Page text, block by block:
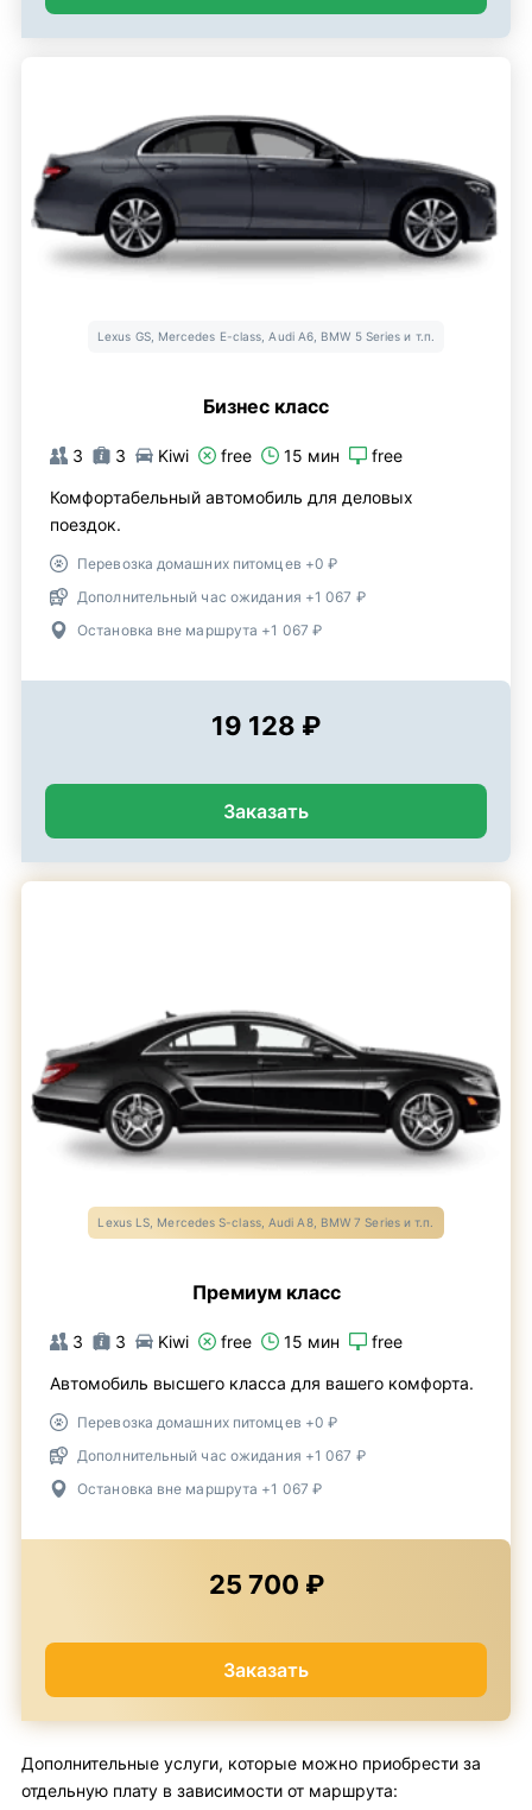
Lexus GS, Mercedes E-class, Audi A6, BMW 5 Series и т.п.
Бизнес класс
3 3 Kiwi free 15 мин free
Комфортабельный автомобиль для деловых
поездок.
Перевозка домашних питомцев +0 ₽
Дополнительный час ожидания +1 067 ₽
Остановка вне маршрута +1 067 ₽
19 128 ₽
Заказать
Lexus LS, Mercedes S-class, Audi A8, BMW 7 Series и т.п.
Премиум класс
3 3 Kiwi free 15 мин free
Автомобиль высшего класса для вашего комфорта.
Перевозка домашних питомцев +0 ₽
Дополнительный час ожидания +1 067 ₽
Остановка вне маршрута +1 067 ₽
25 700 ₽
Заказать
Дополнительные услуги, которые можно приобрести за
отдельную плату в зависимости от маршрута: